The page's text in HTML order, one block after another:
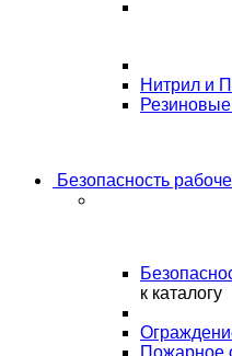
Нитрил и
Резиновые
Безопасность
к каталогу
Пожарное